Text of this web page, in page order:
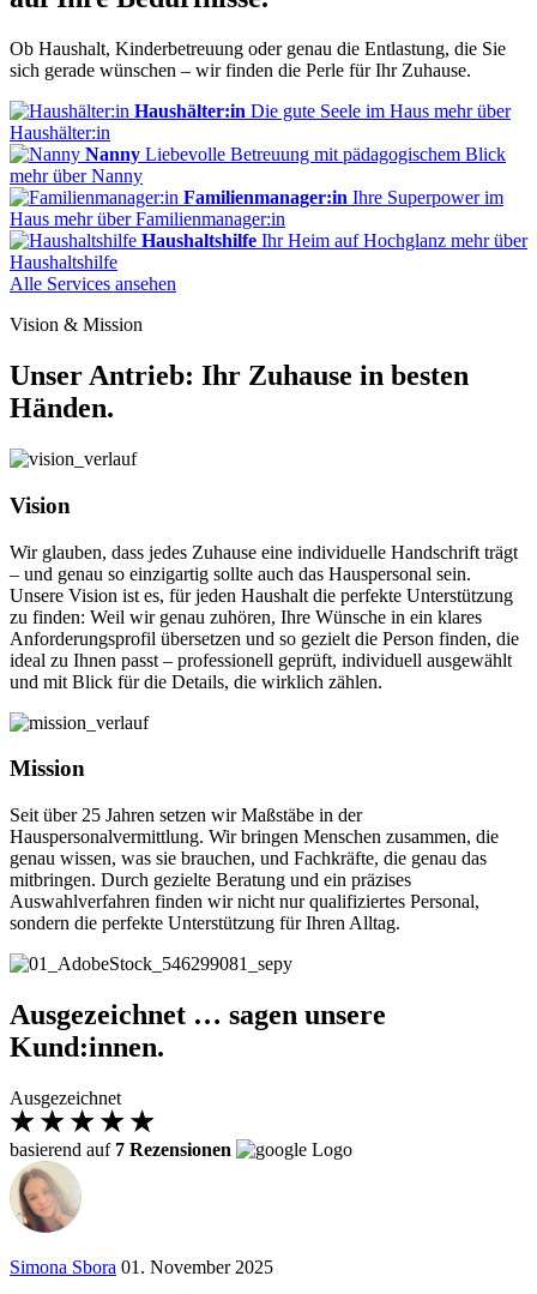
Ob Haushalt, Kinderbetreuung oder genau die Entlastung, die Sie
sich gerade wünschen – wir finden die Perle für Ihr Zuhause.
Haushälter:in Die gute Seele im Haus mehrüber
Haushälter:in
Nanny Liebevolle Betreuung mit pädagogischem Blick
mehrüber Nanny
Familienmanager:in Ihre Superpower im
Haus mehrüber Familienmanager:in
Haushaltshilfe Ihr Heim auf Hochglanz mehrüber
Haushaltshilfe
Alle Services ansehen
Vision & Mission
Unser Antrieb: Ihr Zuhause in besten
Händen.
Vision
Wir glauben, dass jedes Zuhause eine individuelle Handschrift trägt
– und genau so einzigartig sollte auch das Hauspersonal sein.
Unsere Vision ist es, für jeden Haushalt die perfekte Unterstützung
zu finden: Weil wir genau zuhören, Ihre Wünsche in ein klares
Anforderungsprofil übersetzen und so gezielt die Person finden, die
ideal zu Ihnen passt – professionell geprüft, individuell ausgewählt
und mit Blick für die Details, die wirklich zählen.
Mission
Seit über 25 Jahren setzen wir Maßstäbe in der
Hauspersonalvermittlung. Wir bringen Menschen zusammen, die
genau wissen, was sie brauchen, und Fachkräfte, die genau das
mitbringen. Durch gezielte Beratung und ein präzises
Auswahlverfahren finden wir nicht nur qualifiziertes Personal,
sondern die perfekte Unterstützung für Ihren Alltag.
Ausgezeichnet … sagen unsere
Kund:innen.
Ausgezeichnet
basierend auf 7 Rezensionen
Simona Sbora 01. November 2025